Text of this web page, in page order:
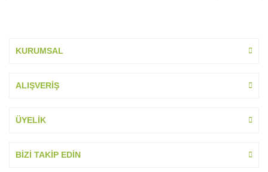
KURUMSAL
ALIŞVERİŞ
ÜYELİK
BİZİ TAKİP EDİN